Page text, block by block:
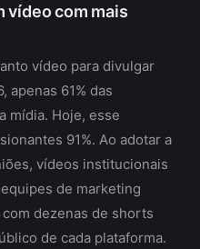
vídeo com mais
vídeo para divulgar
apenas 61% das
mídia. Hoje, esse
91%. Ao adotar a
vídeos institucionais
de marketing
dezenas de shorts
de cada plataforma.